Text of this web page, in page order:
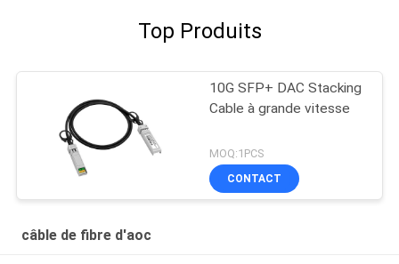
Top Produits
10G SFP+ DAC Stacking
Cable à grande vitesse
MOQ:1PCS
CONTACT
câble de fibre d'aoc